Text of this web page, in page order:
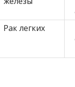
Рак легких